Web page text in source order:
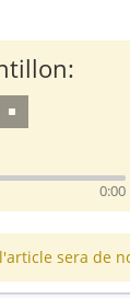
0:00
sera de